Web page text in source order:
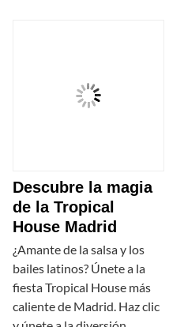
Descubre la magia
de la Tropical
House Madrid
¿Amante de la salsa y los
bailes latinos? Únete a la
fiesta Tropical House más
caliente de Madrid. Haz clic